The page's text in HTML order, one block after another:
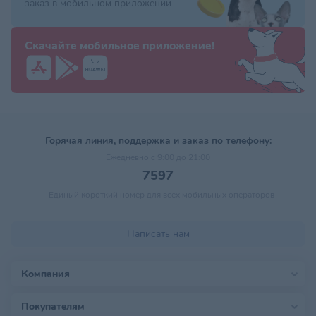
заказ в мобильном приложении
Скачайте мобильное приложение!
Горячая линия, поддержка и заказ по телефону:
7597
Написать нам
Компания
Покупателям